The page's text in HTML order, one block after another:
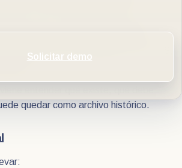
Solicitar demo
informes y referencias históricas.
conectado con modalidades, RIS, HIS,
quedar como archivo histórico.